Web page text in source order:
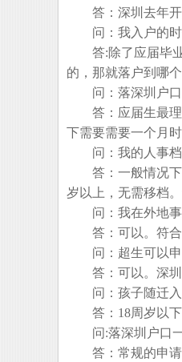
答：深圳去年开
问：我入户的时
答:除了应届毕业
的，那就落户到哪
问：落深圳户口
答：应届生最理
下需要需要一个月
问：我的人事档
答：一般情况下
岁以上，无需移档
问：我在外地事
答：可以。符合
问：超生可以申
答：可以。深圳
问：孩子随迁入
答：18周岁以下
问:落深圳户口一
答：常规的申请